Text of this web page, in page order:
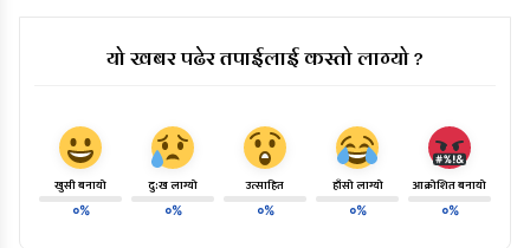
यो खबर पढेर तपाईलाई कस्तो लाग्यो ?
खुसी बनायो
०%
दु:ख लाग्यो
०%
उत्साहित
०%
हाँसो लाग्यो
०%
आक्रोशित बनायो
०%